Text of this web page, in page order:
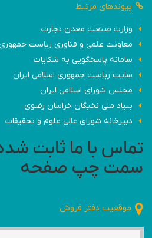
پیوندهای مرتبط
وزارت صنعت معدن تجارت
معاونت علمی و فناوری ریاست جمهوری
سامانه پاسخگویی به شکایات
سایت ریاست جمهوری اسلامی ایران
مجلس شورای اسلامی ایران
بنیاد ملی نخبگان خراسان رضوی
دبیرخانه شورای عالی علوم و تحقیقات
تماس با ما ثابت
سمت چپ صفحه
موقعیت دفتر فروش